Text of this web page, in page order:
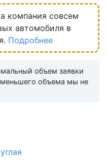
компания совсем
автомобиля в
Подробнее
объем заявки
объема мы не